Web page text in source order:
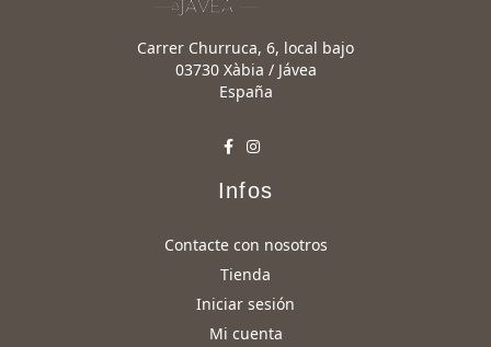
Carrer Churruca, 6, local bajo
03730 Xàbia / Jávea
España
Infos
Contacte con nosotros
Tienda
Iniciar sesión
Mi cuenta